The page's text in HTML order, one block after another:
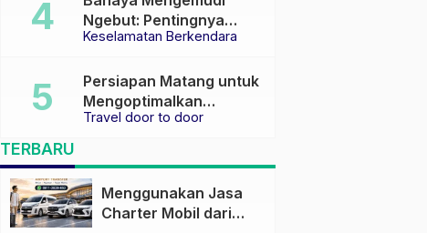
Keselamatan Berkendara
Ngebut: Pentingnya
Keselamatan di Jalan
Travel door to door
Persiapan Matang untuk
Mengoptimalkan
Pengalaman Travel
TERBARU
Menggunakan Jasa
Charter Mobil dari